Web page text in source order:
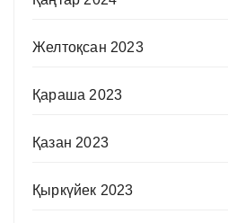
Желтоқсан 2023
Қараша 2023
Қазан 2023
Қыркүйек 2023